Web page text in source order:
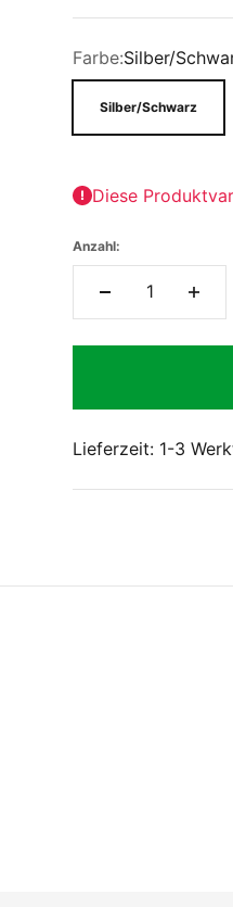
Farbe:Silber/
Silber/Schwarz
Diese
Anzahl:
Lieferzeit: 1-3